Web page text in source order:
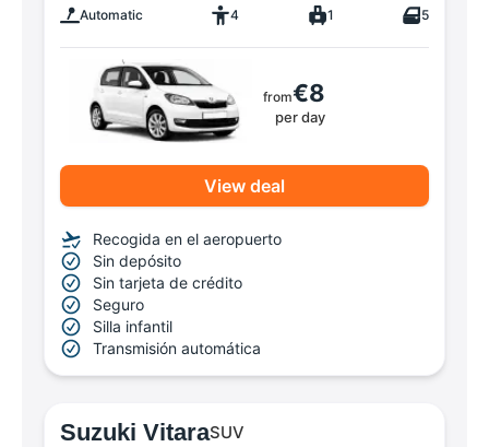
Automatic 4 1 5
from€8
per day
View deal
Recogida en el aeropuerto
Sin depósito
Sin tarjeta de crédito
Seguro
Silla infantil
Transmisión automática
Suzuki VitaraSUV